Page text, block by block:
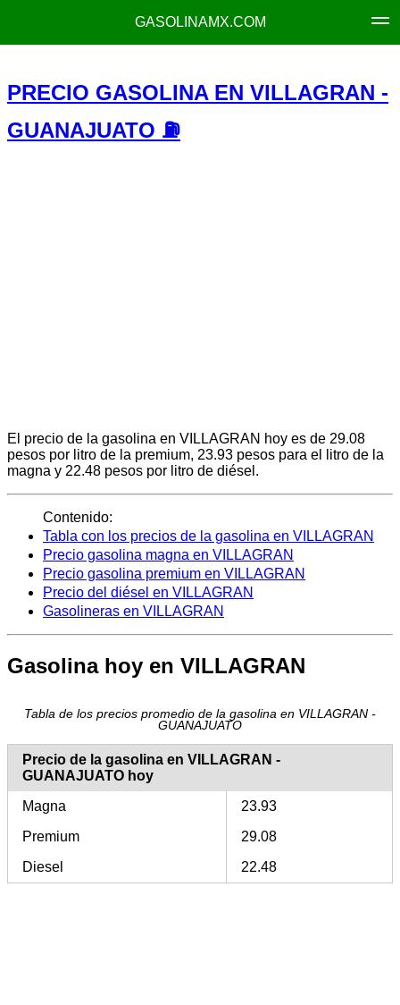
GASOLINAMX.COM
PRECIO GASOLINA EN VILLAGRAN -
GUANAJUATO ⛽
El precio de la gasolina en VILLAGRAN hoy es de 29.08
pesos por litro de la premium, 23.93 pesos para el litro de la
magna y 22.48 pesos por litro de diésel.
Contenido:
Tabla con los precios de la gasolina en VILLAGRAN
Precio gasolina magna en VILLAGRAN
Precio gasolina premium en VILLAGRAN
Precio del diésel en VILLAGRAN
Gasolineras en VILLAGRAN
Gasolina hoy en VILLAGRAN
Tabla de los precios promedio de la gasolina en VILLAGRAN -
GUANAJUATO
Precio de la gasolina en VILLAGRAN -
GUANAJUATO hoy
Magna
23.93
Premium
29.08
Diesel
22.48